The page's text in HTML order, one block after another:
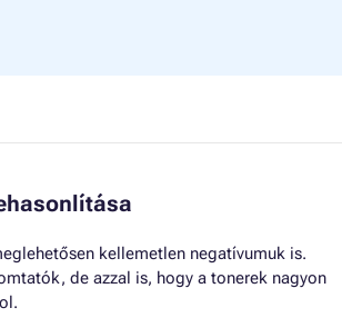
kellemetlen negatívumuk is.
de azzal is, hogy a tonerek nagyon